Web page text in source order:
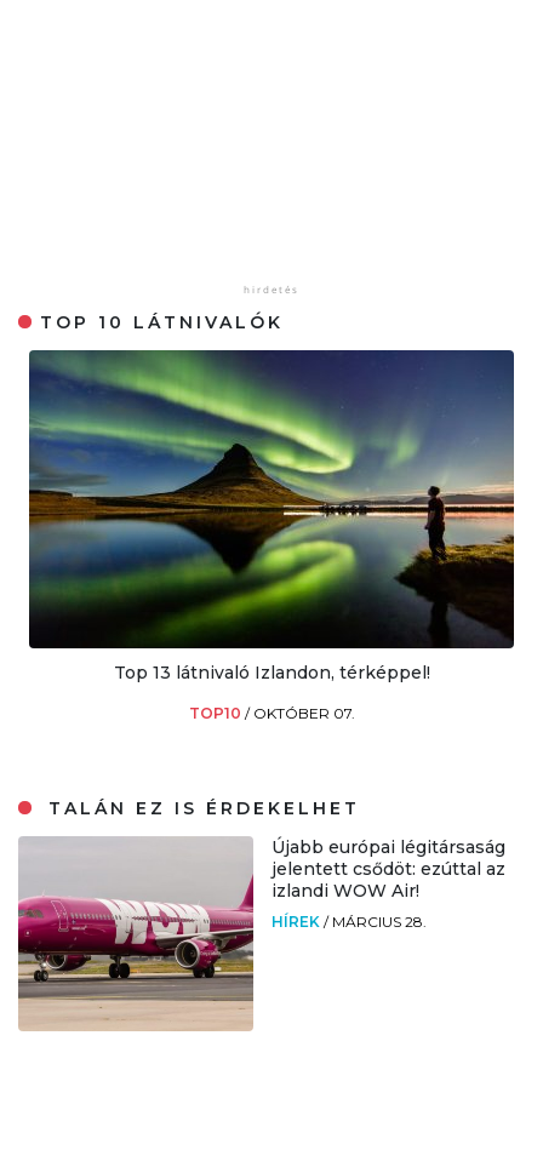
TOP 10 LÁTNIVALÓK
Top 13 látnivaló Izlandon, térképpel!
TOP10 / OKTÓBER 07.
TALÁN EZ IS ÉRDEKELHET
Újabb európai légitársaság
jelentett csődöt: ezúttal az
izlandi WOW Air!
HÍREK / MÁRCIUS 28.